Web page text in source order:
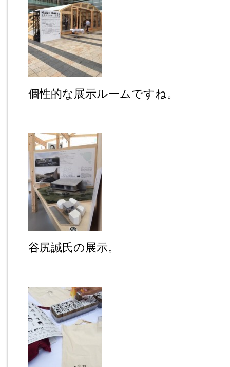
個性的な展示ルームですね。
谷尻誠氏の展示。